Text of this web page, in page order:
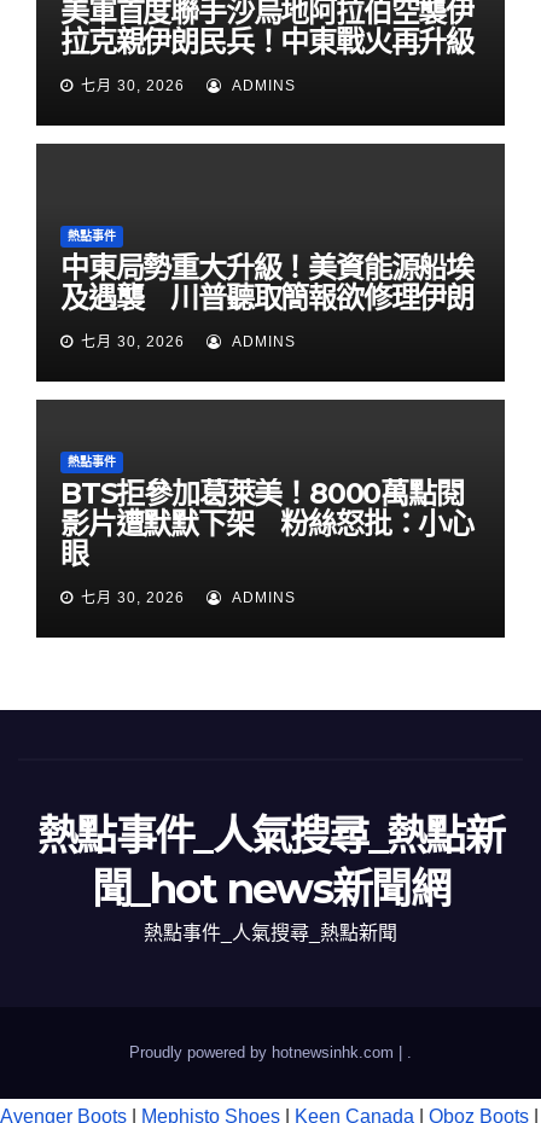
美軍首度聯手沙烏地阿拉伯空襲伊
拉克親伊朗民兵！中東戰火再升級
七月 30, 2026 ADMINS
熱點事件
中東局勢重大升級！美資能源船埃
及遇襲 川普聽取簡報欲修理伊朗
七月 30, 2026 ADMINS
熱點事件
BTS拒參加葛萊美！8000萬點閱
影片遭默默下架 粉絲怒批：小心
眼
七月 30, 2026 ADMINS
熱點事件_人氣搜尋_熱點新
聞_hot news新聞網
熱點事件_人氣搜尋_熱點新聞
Proudly powered by hotnewsinhk.com .
Avenger Boots Mephisto Shoes Keen Canada Oboz Boots